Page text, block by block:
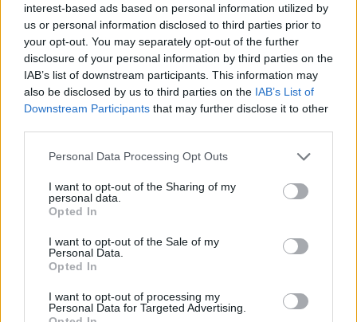
interest-based ads based on personal information utilized by
us or personal information disclosed to third parties prior to
your opt-out. You may separately opt-out of the further
disclosure of your personal information by third parties on the
IAB’s list of downstream participants. This information may
also be disclosed by us to third parties on the IAB’s List of
Downstream Participants that may further disclose it to other
Personal Data Processing Opt Outs
I want to opt-out of the Sharing of my
personal data.
Opted In
I want to opt-out of the Sale of my
Personal Data.
Opted In
I want to opt-out of processing my
Personal Data for Targeted Advertising.
2025-12-03
Voucher certificazioni PMI per competitività e
sostenibilità
UNIONE REGIONALE DELLE CAMERE DI COMMERCIO
INDUSTRIA ARTIGIANATO AGRICOLTURA DEL
22.820 euro
2025-07-15
BANDO TEC 2024
5.000 euro
2024-07-17
Regolamento per i fondi interprofessionali per la
formazione continua per la concessioni di aiuti di stato
esentati ai s
3.000 euro